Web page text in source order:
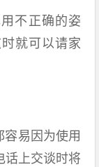
不正确的姿
就可以请家
易因为使用
话上交谈时将